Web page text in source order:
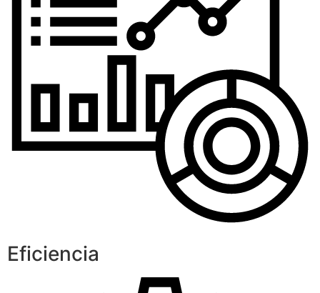
Eficiencia